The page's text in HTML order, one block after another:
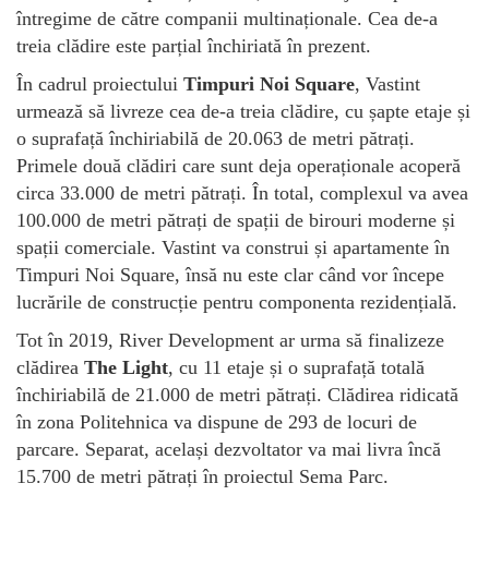
întregime de către companii multinaționale. Cea de-a
treia clădire este parțial închiriată în prezent.
În cadrul proiectului Timpuri Noi Square, Vastint
urmează să livreze cea de-a treia clădire, cu șapte etaje și
o suprafață închiriabilă de 20.063 de metri pătrați.
Primele două clădiri care sunt deja operaționale acoperă
circa 33.000 de metri pătrați. În total, complexul va avea
100.000 de metri pătrați de spații de birouri moderne și
spații comerciale. Vastint va construi și apartamente în
Timpuri Noi Square, însă nu este clar când vor începe
lucrările de construcție pentru componenta rezidențială.
Tot în 2019, River Development ar urma să finalizeze
clădirea The Light, cu 11 etaje și o suprafață totală
închiriabilă de 21.000 de metri pătrați. Clădirea ridicată
în zona Politehnica va dispune de 293 de locuri de
parcare. Separat, același dezvoltator va mai livra încă
15.700 de metri pătrați în proiectul Sema Parc.